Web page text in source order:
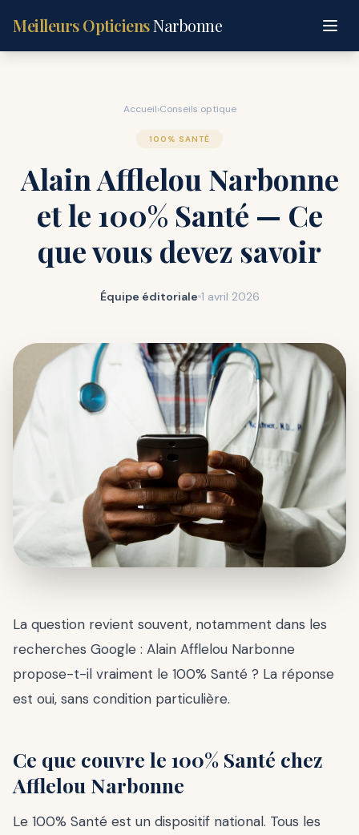
Meilleurs OpticiensNarbonne
Accueil›Conseils optique
100% SANTÉ
Alain Afflelou Narbonne
et le 100% Santé — Ce
que vous devez savoir
Équipe éditoriale 1 avril 2026
La question revient souvent, notamment dans les
recherches Google : Alain Afflelou Narbonne
propose-t-il vraiment le 100% Santé ? La réponse
est oui, sans condition particulière.
Ce que couvre le 100% Santé chez
Afflelou Narbonne
Le 100% Santé est un dispositif national. Tous les